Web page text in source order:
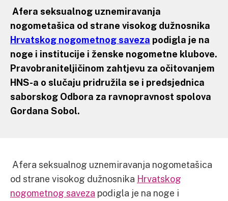
Afera seksualnog uznemiravanja
nogometašica od strane visokog dužnosnika
Hrvatskog nogometnog saveza podigla je na
noge i institucije i ženske nogometne klubove.
Pravobraniteljičinom zahtjevu za očitovanjem
HNS-a o slučaju pridružila se i predsjednica
saborskog Odbora za ravnopravnost spolova
Gordana Sobol.
Afera seksualnog uznemiravanja nogometašica
od strane visokog dužnosnika Hrvatskog
nogometnog saveza podigla je na noge i